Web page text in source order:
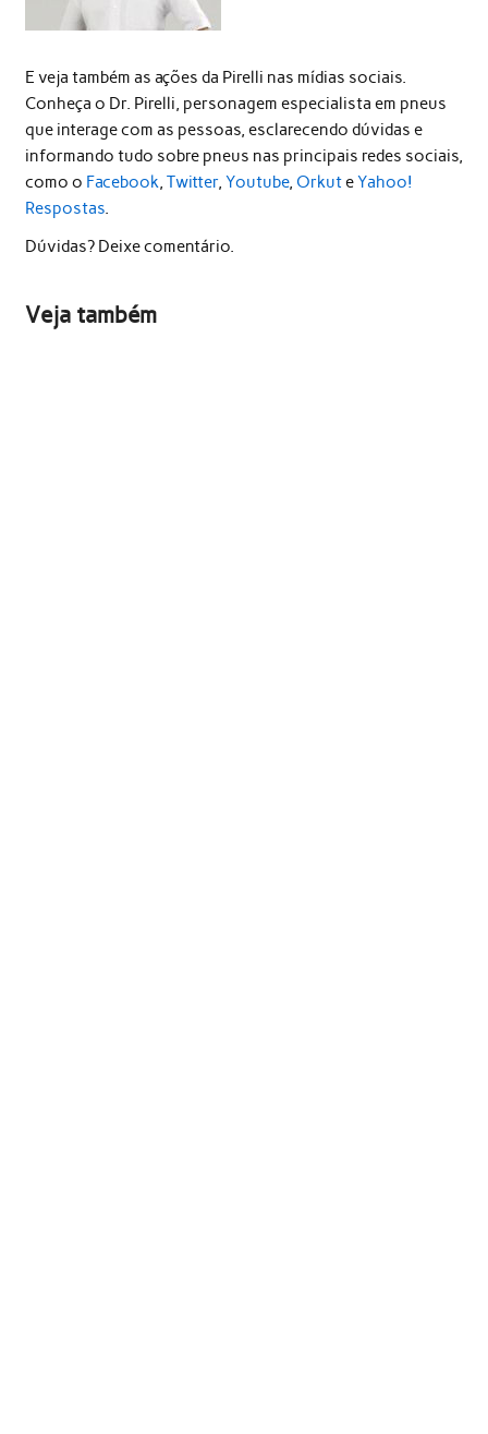
E veja também as ações da Pirelli nas mídias sociais.
Conheça o Dr. Pirelli, personagem especialista em pneus
que interage com as pessoas, esclarecendo dúvidas e
informando tudo sobre pneus nas principais redes sociais,
como o Facebook, Twitter, Youtube, OrkuteYahoo!
Respostas.
Dúvidas? Deixe comentário.
Veja também